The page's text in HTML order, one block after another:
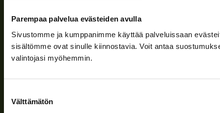
Parempaa palvelua evästeiden avulla
Sivustomme ja kumppanimme käyttää palveluissaan
sisältömme ovat sinulle kiinnostavia. Voit antaa
valintojasi myöhemmin.
valinta
Välttämätön
Tietosuojaseloste| © Teuvan Keitintehdas